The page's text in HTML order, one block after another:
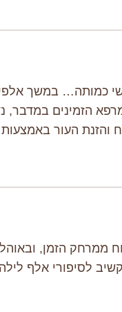
כמותה… במשך
הזמינים
והזנת העור
ממרחק הזמן,
לסיפורי אלף לילה